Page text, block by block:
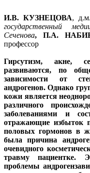
И.В. КУЗНЕЦОВА,
государственный
Сеченова, П.А.
профессор
Гирсутизм, акне,
развиваются, по
зависимости от
андрогенов. Однако
кожи является
различного
заболеваниями и
отражающие избыток
половых гормонов в
была причина
очевидного
травму пациентке.
проблемы